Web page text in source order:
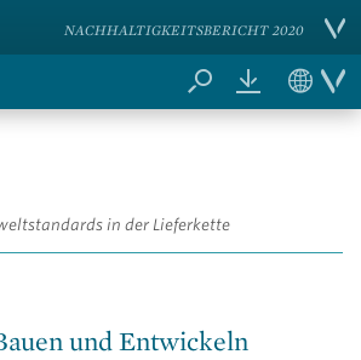
NACHHALTIGKEITSBERICHT 2020
in der Lieferkette
und Entwickeln